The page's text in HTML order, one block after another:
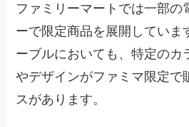
ファミリーマートでは一部の
ーで限定商品を展開していま
ーブルにおいても、特定のカ
やデザインがファミマ限定で
スがあります。